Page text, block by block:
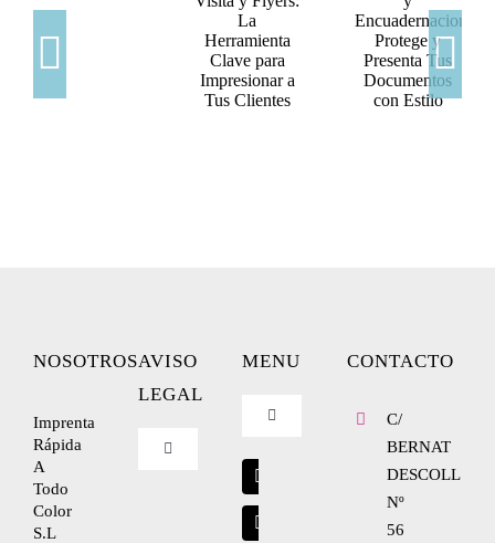
NOSOTROS
Imprenta
Rápida
A
Todo
Color
S.L
AVISO
LEGAL
Toggle
MENU
Toggle
CONTACTO
C/
BERNAT
DESCOLL
Nº
56